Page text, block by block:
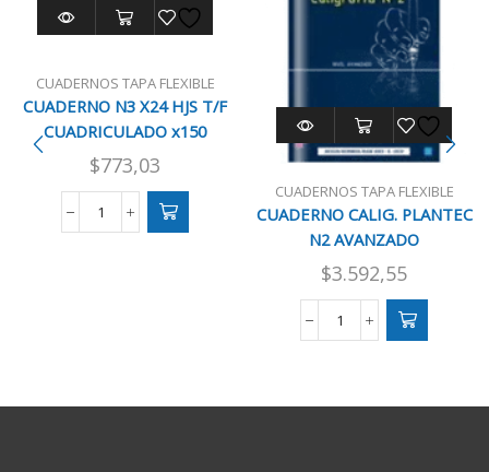
CUADERNOS TAPA FLEXIBLE
CUADERNO N3 X24 HJS T/F
CUADRICULADO x150
$773,03
CUADERNO
CUADERNOS TAPA FLEXIBLE
CUADERNO CALIG. PLANTEC
N2 AVANZADO
$3.592,55
CUADERNO
AVANZADO